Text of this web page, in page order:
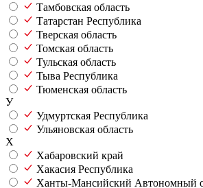
Тамбовская область
Татарстан Республика
Тверская область
Томская область
Тульская область
Тыва Республика
Тюменская область
У
Удмуртская Республика
Ульяновская область
Х
Хабаровский край
Хакасия Республика
Ханты-Мансийский